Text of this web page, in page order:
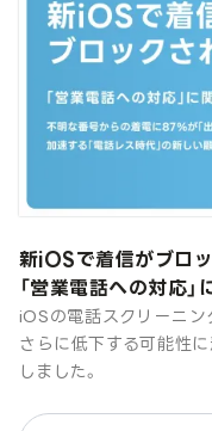
新iOSで着信がブロ
「営業電話への対応
iOSの電話スクリーニン
さらに低下する可能性
しました。